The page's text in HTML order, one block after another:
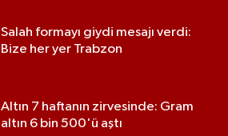
Salah formayı giydi mesajı verdi:
Bize her yer Trabzon
Altın 7 haftanın zirvesinde: Gram
altın 6 bin 500'ü aştı